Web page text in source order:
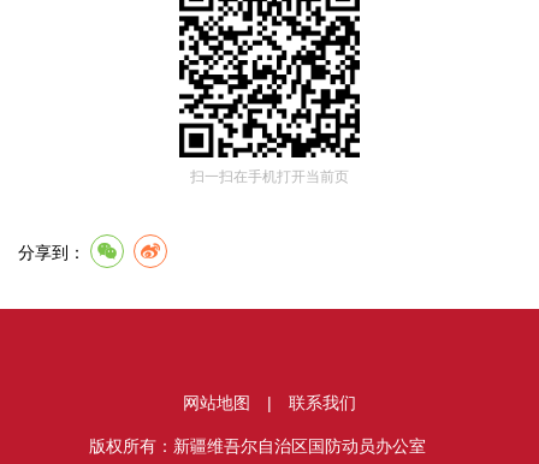
扫一扫在手机打开当前页
分享到：
网站地图 | 联系我们
版权所有：新疆维吾尔自治区国防动员办公室